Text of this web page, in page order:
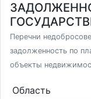
Перечни
задолженность по
объекты
Область